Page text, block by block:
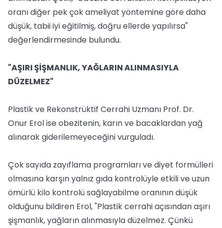
oranı diğer pek çok ameliyat yöntemine göre daha
düşük, tabii iyi eğitilmiş, doğru ellerde yapılırsa"
değerlendirmesinde bulundu.
"AŞIRI ŞİŞMANLIK, YAĞLARIN ALINMASIYLA
DÜZELMEZ"
Plastik ve Rekonstrüktif Cerrahi Uzmanı Prof. Dr.
Onur Erol ise obezitenin, karın ve bacaklardan yağ
alınarak giderilemeyeceğini vurguladı.
Çok sayıda zayıflama programları ve diyet formülleri
olmasına karşın yalnız gıda kontrolüyle etkili ve uzun
ömürlü kilo kontrolü sağlayabilme oranının düşük
olduğunu bildiren Erol, "Plastik cerrahi açısından aşırı
şişmanlık, yağların alınmasıyla düzelmez. Çünkü